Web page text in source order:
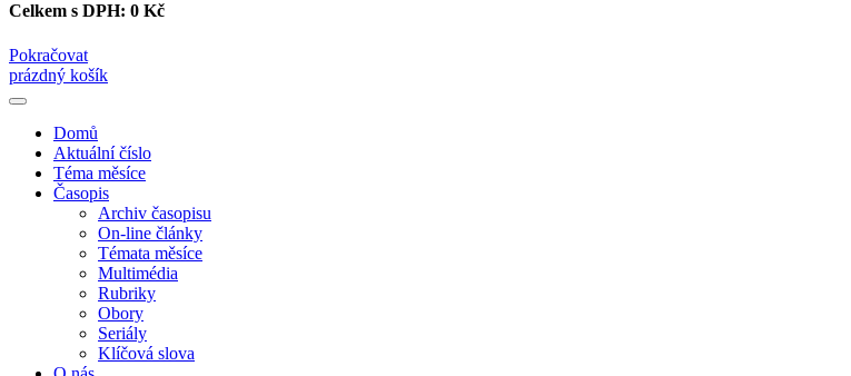
Celkem s DPH: 0 Kč
Pokračovat
prázdný košík
Domů
Aktuální číslo
Téma měsíce
Časopis
Archiv časopisu
On-line články
Témata měsíce
Multimédia
Rubriky
Obory
Seriály
Klíčová slova